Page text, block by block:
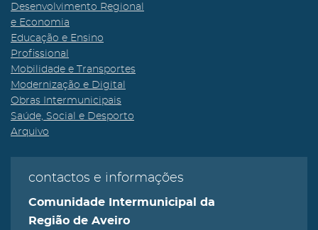
Desenvolvimento Regional
e Economia
Educação e Ensino
Profissional
Mobilidade e Transportes
Modernização e Digital
Obras Intermunicipais
Saúde, Social e Desporto
Arquivo
contactos e informações
Comunidade Intermunicipal da
Região de Aveiro